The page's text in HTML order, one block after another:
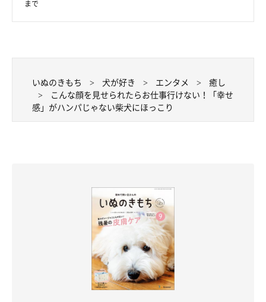
まで
いぬのきもち 犬が好き エンタメ
癒し
こんな顔を見せられたらお仕事行けない！「幸せ
感」がハンパじゃない柴犬にほっこり